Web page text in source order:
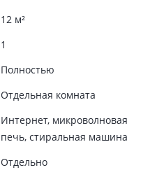
12 м²
1
Полностью
Отдельная комната
Интернет, микроволновая
печь, стиральная машина
Отдельно